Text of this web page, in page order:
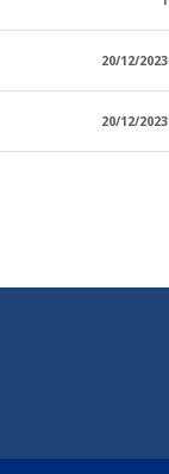
20/12/2023
20/12/2023